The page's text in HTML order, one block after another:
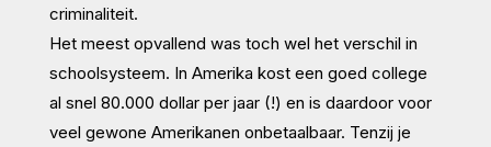
criminaliteit.
Het meest opvallend was toch wel het verschil in
schoolsysteem. In Amerika kost een goed college
al snel 80.000 dollar per jaar (!) en is daardoor voor
veel gewone Amerikanen onbetaalbaar. Tenzij je